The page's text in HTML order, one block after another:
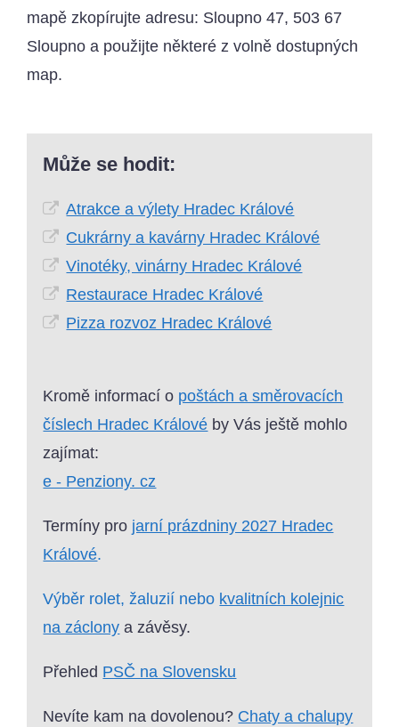
mapě zkopírujte adresu: Sloupno 47, 503 67
Sloupno a použijte některé z volně dostupných
map.
Může se hodit:
Atrakce a výlety Hradec Králové
Cukrárny a kavárny Hradec Králové
Vinotéky, vinárny Hradec Králové
Restaurace Hradec Králové
Pizza rozvoz Hradec Králové
Kromě informací o poštách a směrovacích
číslech Hradec Králové by Vás ještě mohlo
zajímat:
e - Penziony. cz
Termíny pro jarní prázdniny 2027 Hradec
Králové.
Výběr rolet, žaluzií nebo kvalitních kolejnic
na záclony a závěsy.
Přehled PSČ na Slovensku
Nevíte kam na dovolenou? Chaty a chalupy